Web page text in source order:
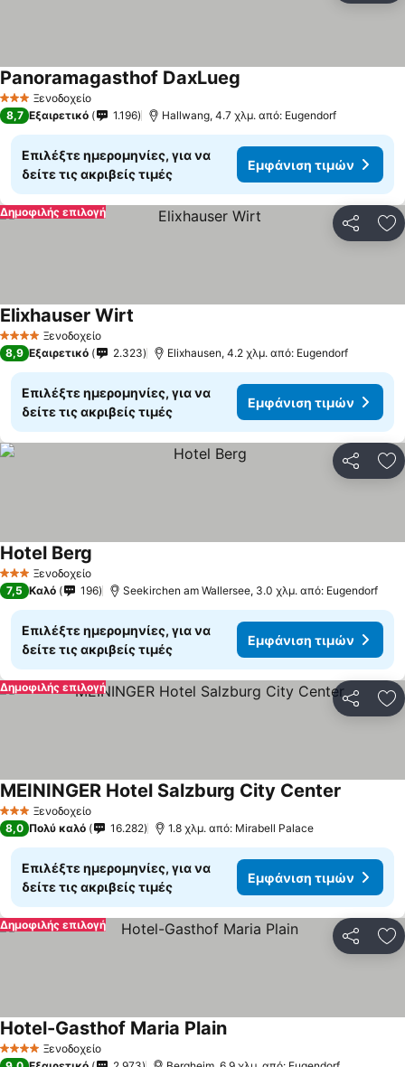
3 ΑστέριαΞενοδοχείο
Panoramagasthof DaxLueg
8,7 Εξαιρετικό 1.196 Hallwang, 4.7 χλμ. από: Eugendorf
Επιλέξτε ημερομηνίες, για να
δείτε τις ακριβείς τιμές
Εμφάνιση τιμών
Δημοφιλής επιλογή
4 ΑστέριαΞενοδοχείο
Elixhauser Wirt
8,9 Εξαιρετικό 2.323 Elixhausen, 4.2 χλμ. από: Eugendorf
Επιλέξτε ημερομηνίες, για να
δείτε τις ακριβείς τιμές
Εμφάνιση τιμών
3 ΑστέριαΞενοδοχείο
Hotel Berg
7,5 Καλό 196 Seekirchen am Wallersee, 3.0 χλμ. από: Eugendorf
Επιλέξτε ημερομηνίες, για να
δείτε τις ακριβείς τιμές
Εμφάνιση τιμών
Δημοφιλής επιλογή
3 ΑστέριαΞενοδοχείο
MEININGER Hotel Salzburg City Center
8,0 Πολύ καλό 16.282 1.8 χλμ. από: Mirabell Palace
Επιλέξτε ημερομηνίες, για να
δείτε τις ακριβείς τιμές
Εμφάνιση τιμών
Δημοφιλής επιλογή
4 ΑστέριαΞενοδοχείο
Hotel-Gasthof Maria PlainΕμφάνιση τιμών